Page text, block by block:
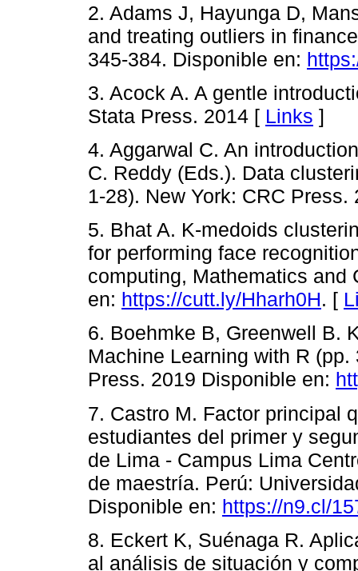
2. Adams J, Hayunga D,
and treating outliers in
345-384. Disponible en:
3. Acock A. A gentle
Stata Press. 2014 [ Links ]
4. Aggarwal C. An
C. Reddy (Eds.). Data
1-28). New York: CRC
5. Bhat A. K-medoids
for performing face
computing, Mathematics and
en: https://cutt.ly/Hharh0H. [
6. Boehmke B, Greenwell B.
Machine Learning with R
Press. 2019 Disponible en:
7. Castro M. Factor principal
estudiantes del primer y
de Lima - Campus Lima
de maestría. Perú:
Disponible en: https://n9.cl/
8. Eckert K, Suénaga R.
al análisis de situación y